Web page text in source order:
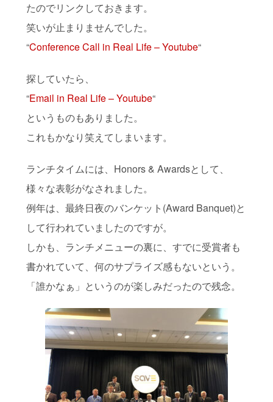
たのでリンクしておきます。
笑いが止まりませんでした。
“Conference Call in Real Life – Youtube“
探していたら、
“Email in Real Life – Youtube“
というものもありました。
これもかなり笑えてしまいます。
ランチタイムには、Honors & Awardsとして、
様々な表彰がなされました。
例年は、最終日夜のバンケット(Award Banquet)と
して行われていましたのですが。
しかも、ランチメニューの裏に、すでに受賞者も
書かれていて、何のサプライズ感もないという。
「誰かなぁ」というのが楽しみだったので残念。